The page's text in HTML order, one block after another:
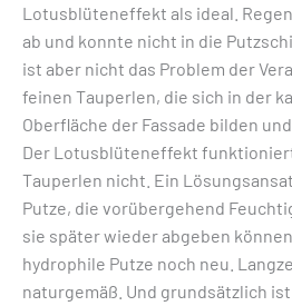
Lotusblüteneffekt als ideal.
ab und konnte nicht in die
ist aber nicht das Problem der
feinen Tauperlen, die sich in der
Oberfläche der Fassade bilden
Der Lotusblüteneffekt
Tauperlen nicht. Ein
Putze, die vorübergehend
sie später wieder abgeben
hydrophile Putze noch neu.
naturgemäß. Und grundsätzlich